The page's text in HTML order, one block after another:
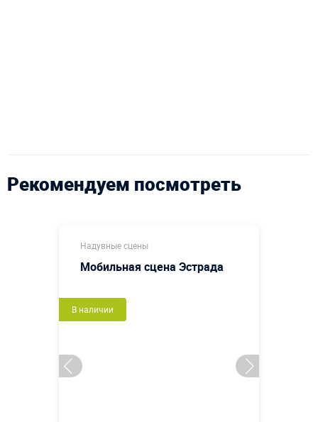
Рекомендуем посмотреть
Надувные сцены
Мобильная сцена Эстрада
В наличии